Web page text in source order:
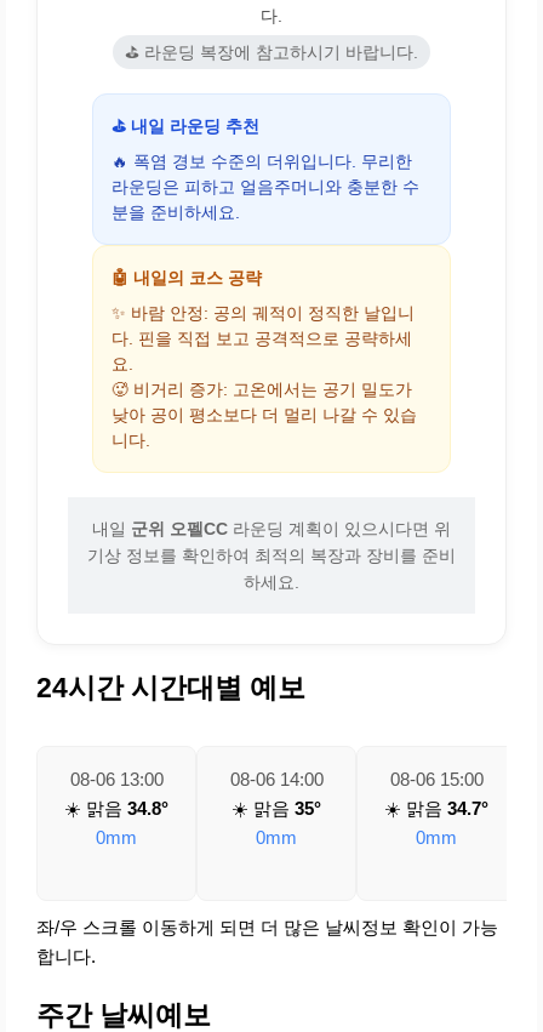
다.
⛳ 라운딩 복장에 참고하시기 바랍니다.
⛳ 내일 라운딩 추천
🔥 폭염 경보 수준의 더위입니다. 무리한
라운딩은 피하고 얼음주머니와 충분한 수
분을 준비하세요.
🤖 내일의 코스 공략
✨ 바람 안정: 공의 궤적이 정직한 날입니
다. 핀을 직접 보고 공격적으로 공략하세
요.
🥵 비거리 증가: 고온에서는 공기 밀도가
낮아 공이 평소보다 더 멀리 나갈 수 있습
니다.
내일 군위 오펠CC 라운딩 계획이 있으시다면 위
기상 정보를 확인하여 최적의 복장과 장비를 준비
하세요.
24시간 시간대별 예보
08-06 13:00
☀️ 맑음 34.8°
0mm
08-06 14:00
☀️ 맑음 35°
0mm
08-06 15:00
☀️ 맑음 34.7°
0mm
좌/우 스크롤 이동하게 되면 더 많은 날씨정보 확인이 가능
합니다.
주간 날씨예보